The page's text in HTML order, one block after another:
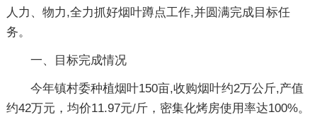
人力、物力,全力抓好烟叶蹲点工作,并圆满完成目标任
务。
一、目标完成情况
今年镇村委种植烟叶150亩,收购烟叶约2万公斤,产值
约42万元，均价11.97元/斤，密集化烤房使用率达100%。